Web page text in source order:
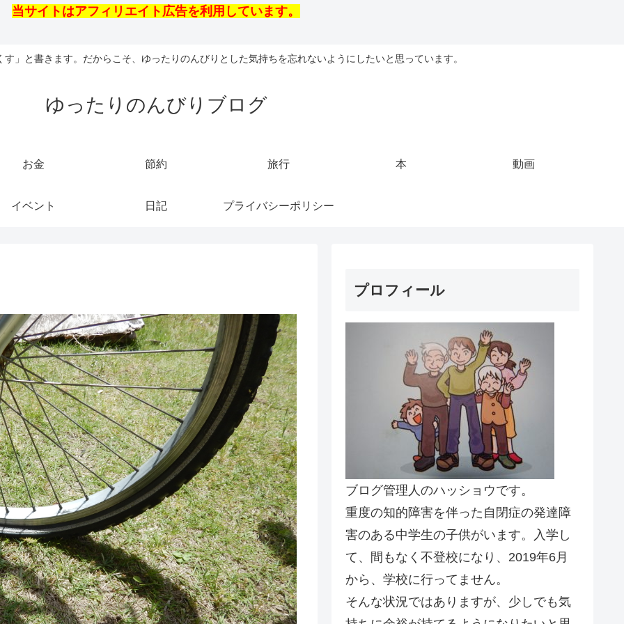
当サイトはアフィリエイト広告を利用しています。
」と書きます。だからこそ、ゆったりのんびりとした気持ちを忘れないようにしたいと思っています。
ゆったりのんびりブログ
お金 節約 旅行 本 動画
イベント 日記 プライバシーポリシー
プロフィール
ブログ管理人のハッショウです。
重度の知的障害を伴った自閉症の発達障
害のある中学生の子供がいます。入学し
て、間もなく不登校になり、2019年6月
から、学校に行ってません。
そんな状況ではありますが、少しでも気